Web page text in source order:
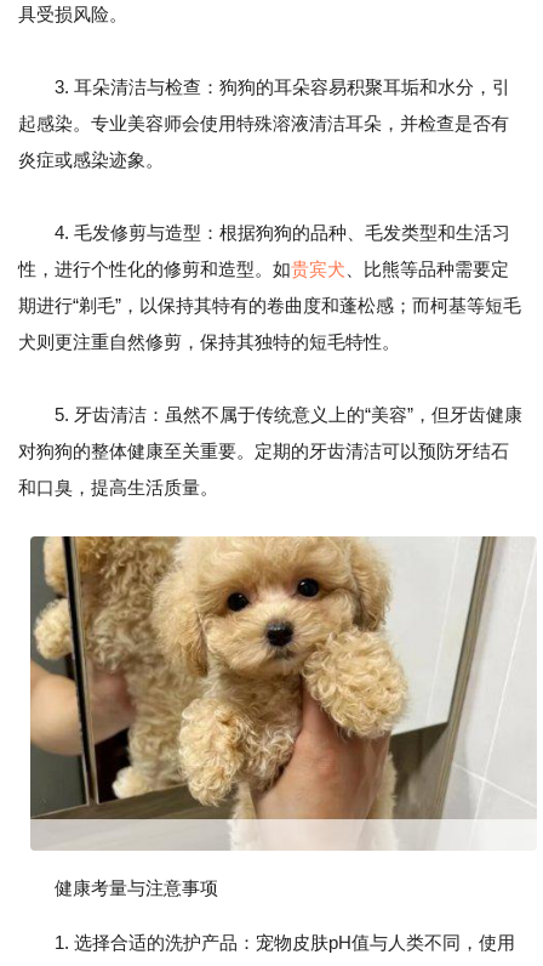
具受损风险。
3. 耳朵清洁与检查：狗狗的耳朵容易积聚耳垢和水分，引
起感染。专业美容师会使用特殊溶液清洁耳朵，并检查是否有
炎症或感染迹象。
4. 毛发修剪与造型：根据狗狗的品种、毛发类型和生活习
性，进行个性化的修剪和造型。如贵宾犬 、比熊等品种需要定
期进行“剃毛”，以保持其特有的卷曲度和蓬松感；而柯基等短毛
犬则更注重自然修剪，保持其独特的短毛特性。
5. 牙齿清洁：虽然不属于传统意义上的“美容”，但牙齿健康
对狗狗的整体健康至关重要。定期的牙齿清洁可以预防牙结石
和口臭，提高生活质量。
健康考量与注意事项
1. 选择合适的洗护产品：宠物皮肤pH值与人类不同，使用